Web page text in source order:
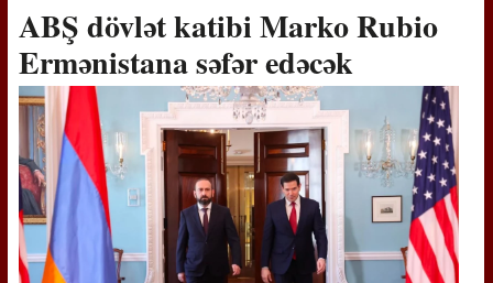
ABŞ dövlət katibi Marko Rubio
Ermənistana səfər edəcək